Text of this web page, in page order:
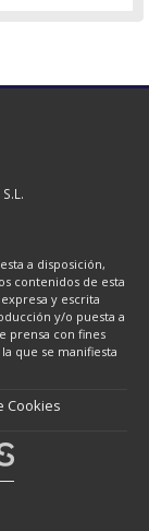
a disposición,
contenidos de esta
y escrita
y/o puesta a
prensa con fines
que se manifiesta
Cookies